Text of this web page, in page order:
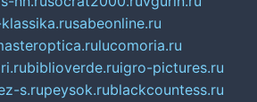
sabeonline.ru
lucomoria.ru
biblioverde.ruigro-pictures.ru
s.rupeysok.rublackcountess.ru